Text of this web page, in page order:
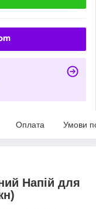
Оплата Умови
Напій для